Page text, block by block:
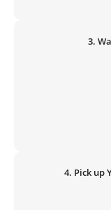
3.
4. Pick up